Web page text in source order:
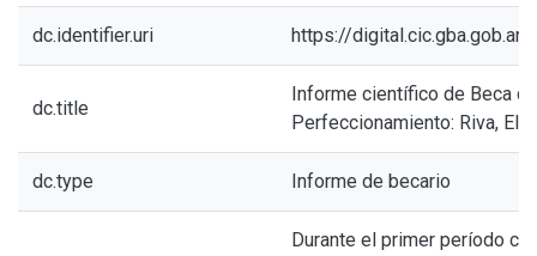
dc.identifier.uri https://
dc.title
Informe científico de Beca de
Perfeccionamiento: Riva,
dc.type Informe de becario
Durante el primer período